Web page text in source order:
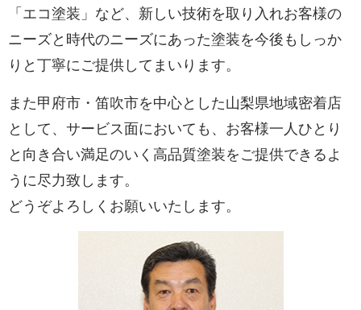
「エコ塗装」など、新しい技術を取り入れお客様の
ニーズと時代のニーズにあった塗装を今後もしっか
りと丁寧にご提供してまいります。
また甲府市・笛吹市を中心とした山梨県地域密着店
として、サービス面においても、お客様一人ひとり
と向き合い満足のいく高品質塗装をご提供できるよ
うに尽力致します。
どうぞよろしくお願いいたします。